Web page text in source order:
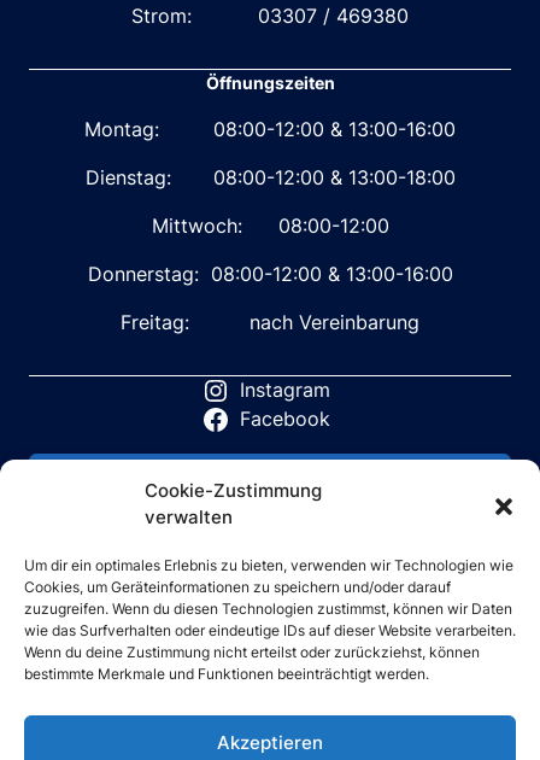
Cookie-Zustimmung
verwalten
Um dir ein optimales Erlebnis zu bieten, verwenden wir Technologien wie
Cookies, um Geräteinformationen zu speichern und/oder darauf
zuzugreifen. Wenn du diesen Technologien zustimmst, können wir Daten
wie das Surfverhalten oder eindeutige IDs auf dieser Website verarbeiten.
Wenn du deine Zustimmung nicht erteilst oder zurückziehst, können
bestimmte Merkmale und Funktionen beeinträchtigt werden.
Akzeptieren
Strom: 03307 / 469380
Öffnungszeiten
Montag: 08:00-12:00 & 13:00-16:00
Dienstag: 08:00-12:00 & 13:00-18:00
Mittwoch: 08:00-12:00
Donnerstag: 08:00-12:00 & 13:00-16:00
Freitag: nach Vereinbarung
Instagram
Facebook
Verträge hier widerrufen
Verträge hier kündigen
03307 / 4693 – 0
Impressum